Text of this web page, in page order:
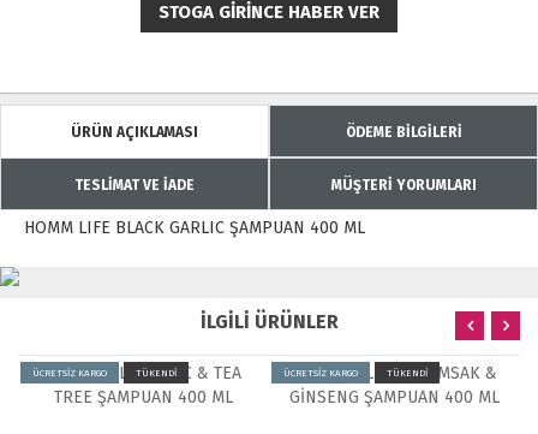
STOGA GIRINCE HABER VER
ÜRÜN AÇIKLAMASI ÖDEME BİLGİLERİ
TESLİMAT VE İADE MÜŞTERİ YORUMLARI
HOMM LIFE BLACK GARLIC ŞAMPUAN 400 ML
İLGİLİ ÜRÜNLER
KARGO TÜKENDİ ÜCRETSİZ KARGO TÜKENDİ